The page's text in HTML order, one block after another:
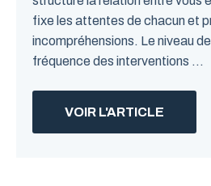
fixe les attentes de chacun et
incompréhensions. Le niveau
fréquence des interventions ...
VOIR L'ARTICLE